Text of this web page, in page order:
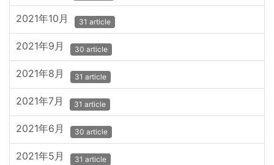
2021年10月 31 article
2021年9月 30 article
2021年8月 31 article
2021年7月 31 article
2021年6月 30 article
2021年5月 31 article